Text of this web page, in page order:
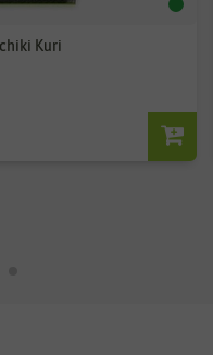
Kuri